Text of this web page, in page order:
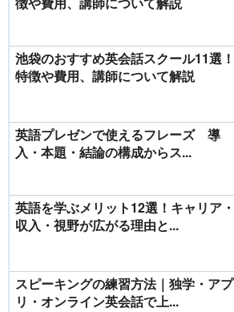
池袋のおすすめ英会話スクール11選！
特徴や費用、講師について解説
英語プレゼンで使えるフレーズ 導
入・本題・結論の構成からス...
英語を学ぶメリット12選！キャリア・
収入・視野が広がる理由と...
スピーキングの練習方法｜独学・アプ
リ・オンライン英会話で上...